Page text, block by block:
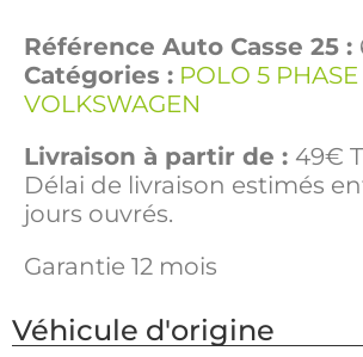
Référence Auto Casse 25 :
Catégories : POLO 5 PHASE
VOLKSWAGEN
Livraison à partir de : 49€
Délai de livraison estimés
jours ouvrés.
Garantie 12 mois
Véhicule d'origine